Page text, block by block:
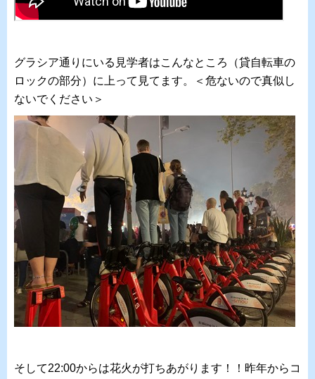
グラシア通りにいる見学者はこんなところ（貸自転車の
ロックの部分）に上って見てます。＜危ないので真似し
ないでください＞
そして22:00からは花火が打ちあがります！！昨年からコ